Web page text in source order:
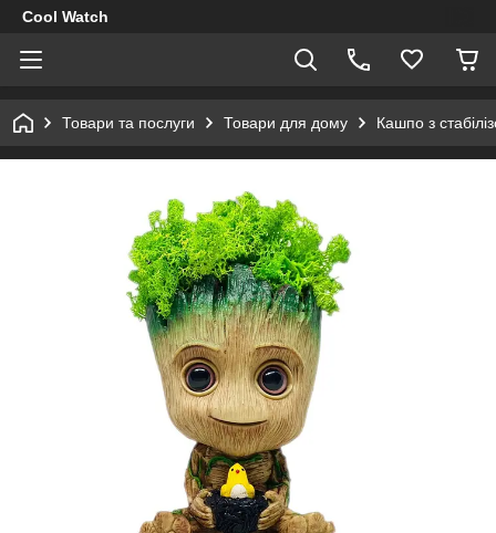
Cool Watch
Товари та послуги Товари для дому Кашпо з